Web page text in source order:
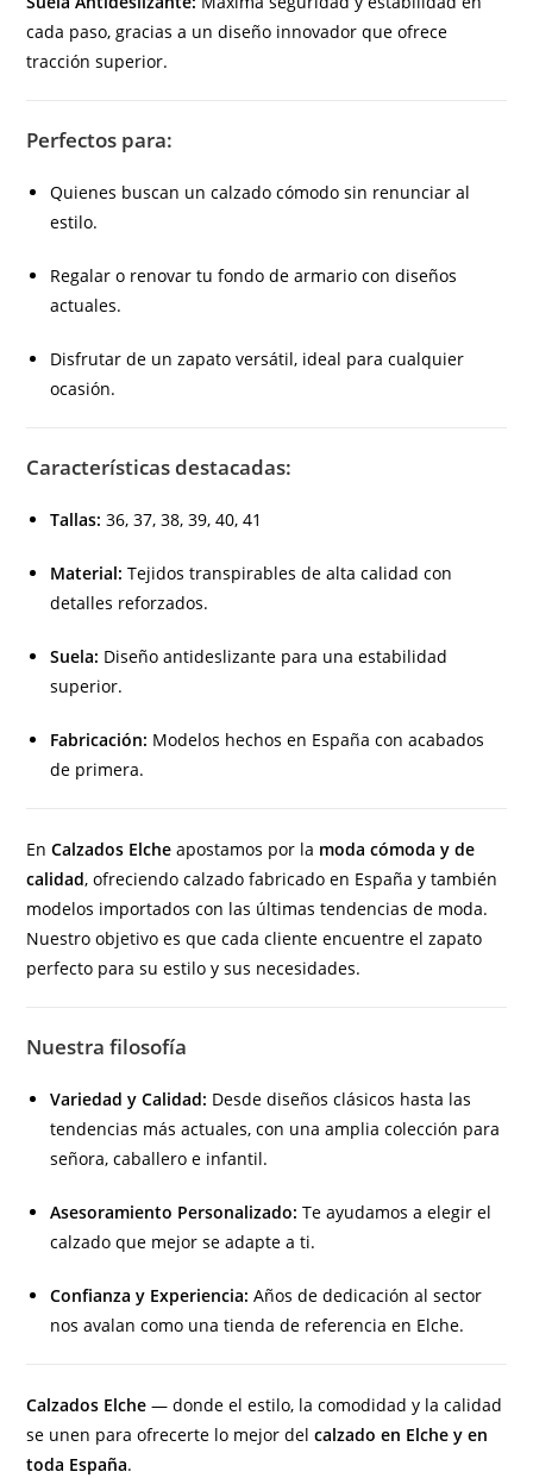
cada paso, gracias a un diseño innovador que ofrece
tracción superior.
Perfectos para:
Quienes buscan un calzado cómodo sin renunciar al
estilo.
Regalar o renovar tu fondo de armario con diseños
actuales.
Disfrutar de un zapato versátil, ideal para cualquier
ocasión.
Características destacadas:
Tallas: 36, 37, 38, 39, 40, 41
Material: Tejidos transpirables de alta calidad con
detalles reforzados.
Suela: Diseño antideslizante para una estabilidad
superior.
Fabricación: Modelos hechos en España con acabados
de primera.
EnCalzados Elche apostamos por la moda cómoda y de
calidad, ofreciendo calzado fabricado en España y también
modelos importados con las últimas tendencias de moda.
Nuestro objetivo es que cada cliente encuentre el zapato
perfecto para su estilo y sus necesidades.
Nuestra filosofía
Variedad y Calidad: Desde diseños clásicos hasta las
tendencias más actuales, con una amplia colección para
señora, caballero e infantil.
Asesoramiento Personalizado: Te ayudamos a elegir el
calzado que mejor se adapte a ti.
Confianza y Experiencia: Años de dedicación al sector
nos avalan como una tienda de referencia en Elche.
Calzados Elche — donde el estilo, la comodidad y la calidad
se unen para ofrecerte lo mejor delcalzado en Elche y en
toda España.